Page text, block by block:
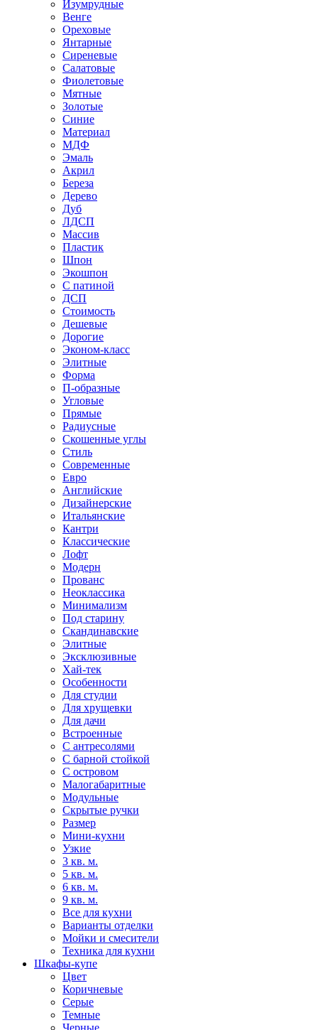
Изумрудные
Венге
Ореховые
Янтарные
Сиреневые
Салатовые
Фиолетовые
Мятные
Золотые
Синие
Материал
МДФ
Эмаль
Акрил
Береза
Дерево
Дуб
ЛДСП
Массив
Пластик
Шпон
Экошпон
С патиной
ДСП
Стоимость
Дешевые
Дорогие
Эконом-класс
Элитные
Форма
П-образные
Угловые
Прямые
Радиусные
Скошенные углы
Стиль
Современные
Евро
Английские
Дизайнерские
Итальянские
Кантри
Классические
Лофт
Модерн
Прованс
Неоклассика
Минимализм
Под старину
Скандинавские
Элитные
Эксклюзивные
Хай-тек
Особенности
Для студии
Для хрущевки
Для дачи
Встроенные
С антресолями
С барной стойкой
С островом
Малогабаритные
Модульные
Скрытые ручки
Размер
Мини-кухни
Узкие
3 кв. м.
5 кв. м.
6 кв. м.
9 кв. м.
Все для кухни
Варианты отделки
Мойки и смесители
Техника для кухни
Шкафы-купе
Цвет
Коричневые
Серые
Темные
Черные